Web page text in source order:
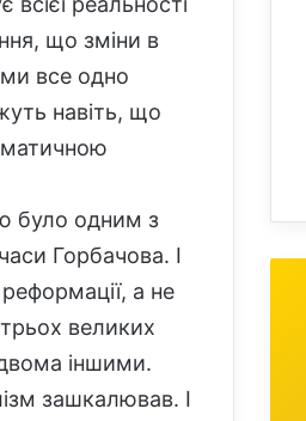
що зміни в
все одно
навіть, що
було одним з
Горбачова. І
а не
великих
іншими.
зашкалював. І